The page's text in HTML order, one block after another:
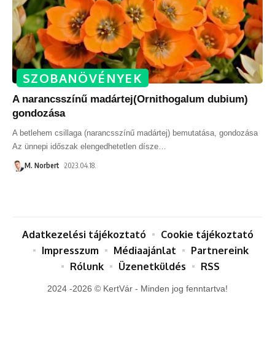
SZOBANÖVÉNYEK
A narancsszínű madártej(Ornithogalum dubium)
gondozása
A betlehem csillaga (narancsszínű madártej) bemutatása, gondozása
Az ünnepi időszak elengedhetetlen dísze
M. Norbert 2023.04.18.
2024 -2026 © KertVár - Minden jog fenntartva!
Adatkezelési tájékoztató
Cookie tájékoztató
Impresszum
Médiaajánlat
Partnereink
Rólunk
Üzenetküldés RSS